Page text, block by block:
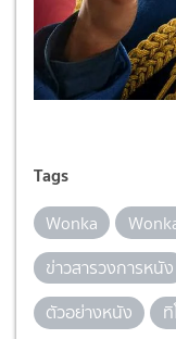
Tags
Wonka
ข่าวสารวงการหนัง
ตัวอย่างหนัง